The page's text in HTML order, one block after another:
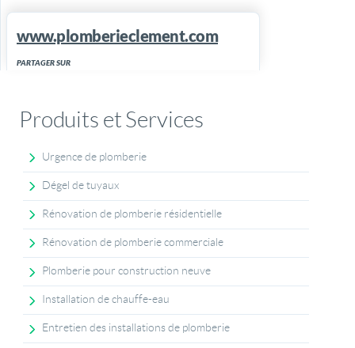
www.plomberieclement.com
PARTAGER SUR
Produits et Services
Urgence de plomberie
Dégel de tuyaux
Rénovation de plomberie résidentielle
Rénovation de plomberie commerciale
Plomberie pour construction neuve
Installation de chauffe-eau
Entretien des installations de plomberie